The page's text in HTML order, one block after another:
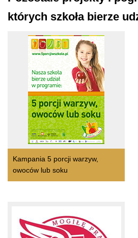
których szkoła bierze
Kampania 5 porcji warzyw,
owoców lub soku